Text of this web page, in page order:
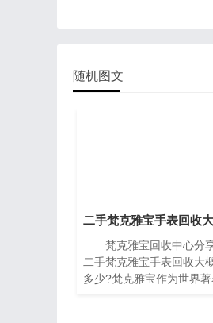
随机图文
梵克雅宝回收中心分享
二手梵克雅宝手表回收大
多少?梵克雅宝作为世界著